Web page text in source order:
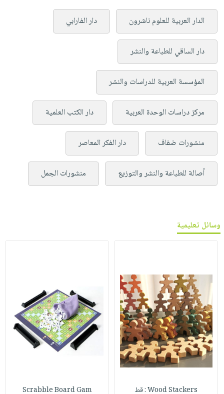
الدار العربية للعلوم ناشرون دار الفارابي
دار الساقي للطباعة والنشر
المؤسسة العربية للدراسات والنشر
مركز دراسات الوحدة العربية دار الكتب العلمية
منشورات ضفاف دار الفكر المعاصر
أصالة للطباعة والنشر والتوزيع منشورات الجمل
وسائل تعليمية
Wood Stackers : قط Scrabble Board Gam